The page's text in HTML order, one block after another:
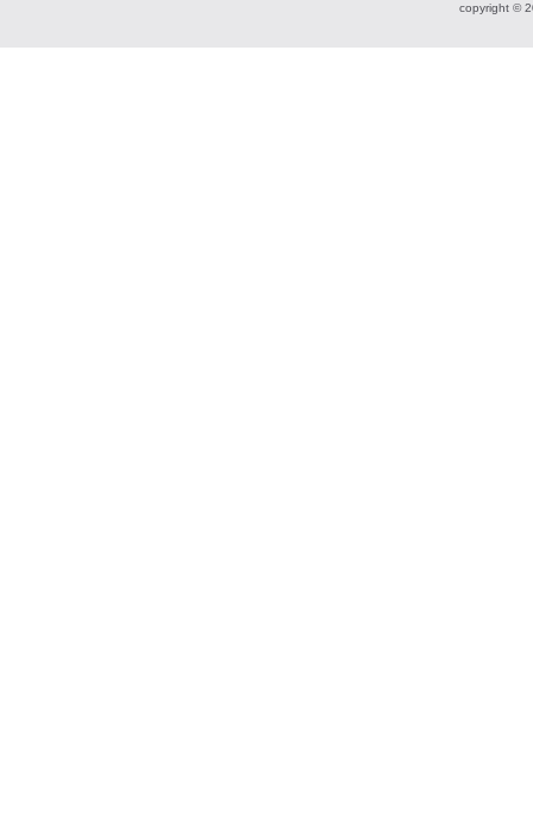
copyright ©